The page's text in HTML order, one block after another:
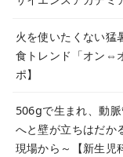
火を使いたくない猛
食トレンド「オン⇔
ポ】
506gで生まれ、動
へと壁が立ちはだか
現場から～【新生児